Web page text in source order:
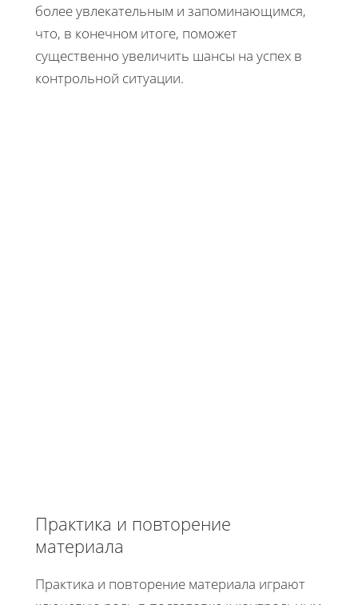
более увлекательным и запоминающимся,
что, в конечном итоге, поможет
существенно увеличить шансы на успех в
контрольной ситуации.
Практика и повторение
материала
Практика и повторение материала играют